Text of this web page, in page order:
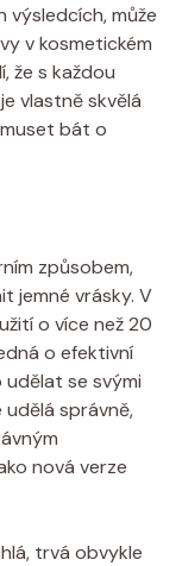
může
v kosmetickém
že s každou
vlastně skvělá
bát o
způsobem,
jemné vrásky. V
o více než 20
o efektivní
se svými
udělá správně,
nová verze
trvá obvykle